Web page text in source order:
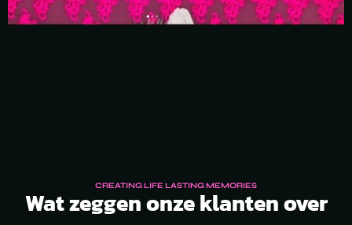
CREATING LIFE LASTING MEMORIES
Wat zeggen onze klanten over